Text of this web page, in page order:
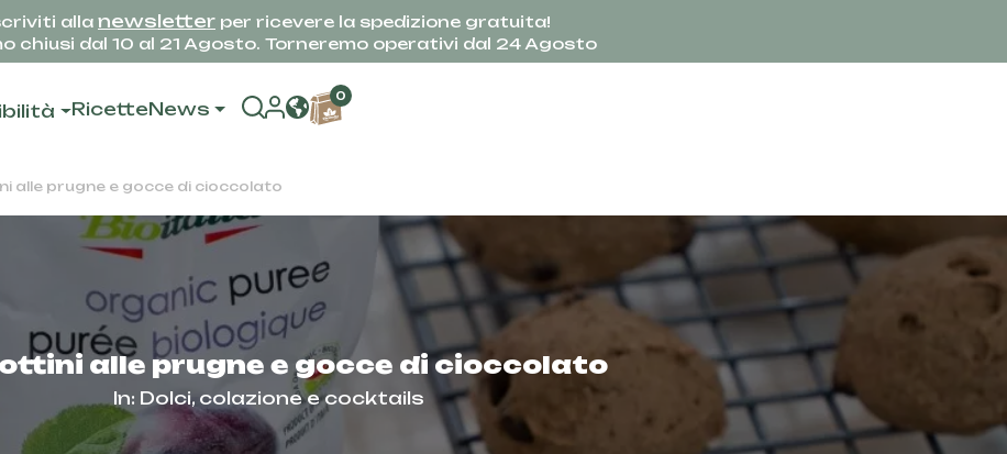
alla newsletter per ricevere la spedizione gratuita!
chiusi dal 10 al 21 Agosto. Torneremo operativi dal 24 Agosto
RicetteNews
0
alle prugne e gocce di cioccolato
alle prugne e gocce di cioccolato
In: Dolci, colazione e cocktails